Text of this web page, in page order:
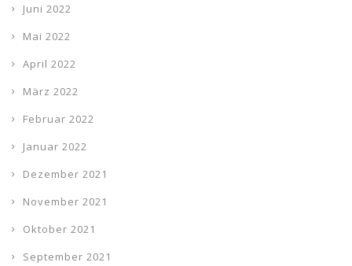
Juni 2022
Mai 2022
April 2022
März 2022
Februar 2022
Januar 2022
Dezember 2021
November 2021
Oktober 2021
September 2021